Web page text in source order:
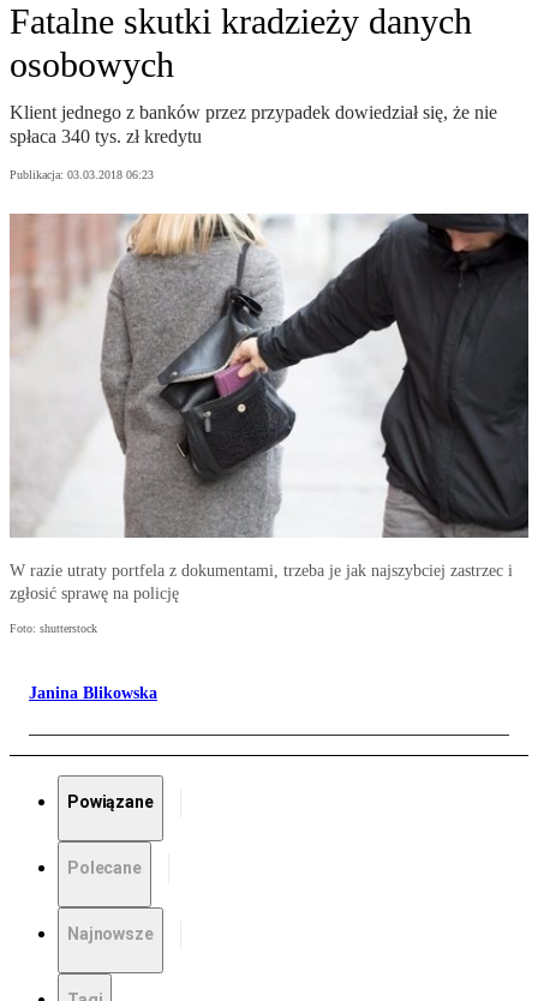
Fatalne skutki kradzieży danych
osobowych
Klient jednego z banków przez przypadek dowiedział się, że nie
spłaca 340 tys. zł kredytu
Publikacja: 03.03.2018 06:23
W razie utraty portfela z dokumentami, trzeba je jak najszybciej zastrzec i
zgłosić sprawę na policję
Foto: shutterstock
Janina Blikowska
Powiązane
Polecane
Najnowsze